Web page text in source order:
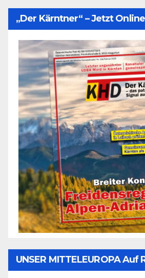
„Der Kärntner“ – Jetzt
UNSER MITTELEUROPA Auf